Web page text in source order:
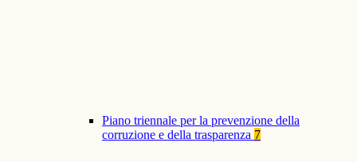
Piano triennale per la prevenzione della
corruzione e della trasparenza 7